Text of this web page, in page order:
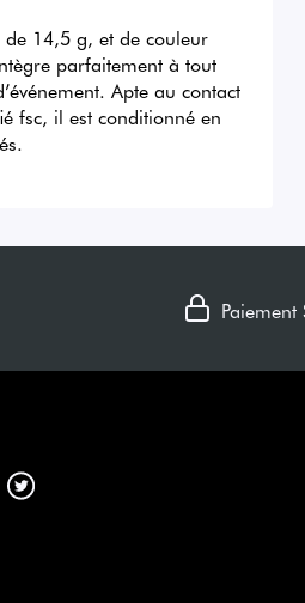
de 14,5 g, et de couleur
parfaitement à tout
Apte au contact
fsc, il est conditionné en
Paiement